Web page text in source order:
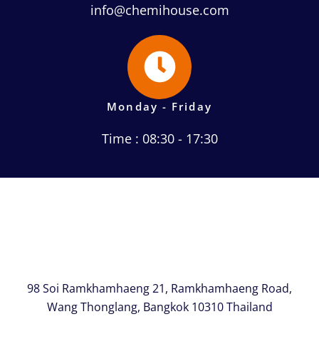
info@chemihouse.com
Monday - Friday
Time : 08:30 - 17:30
98 Soi Ramkhamhaeng 21, Ramkhamhaeng Road,
Wang Thonglang, Bangkok 10310 Thailand